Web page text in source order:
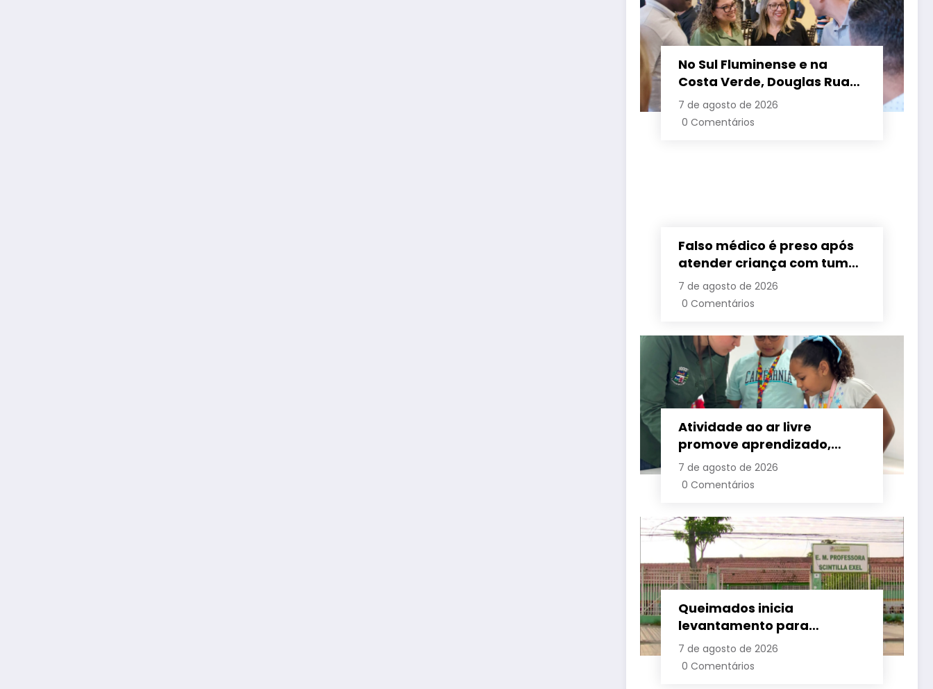
No Sul Fluminense e na
Costa Verde, Douglas Ruas
apresenta propostas de
requalificação urbana
7 de agosto de 2026
0 Comentários
Falso médico é preso após
atender criança com tumor
cerebral na Baixada
Fluminense
7 de agosto de 2026
0 Comentários
Atividade ao ar livre
promove aprendizado,
criatividade e socialização
para crianças e
7 de agosto de 2026
0 Comentários
Queimados inicia
levantamento para
identificar demanda por
vagas na rede municipal de
7 de agosto de 2026
0 Comentários